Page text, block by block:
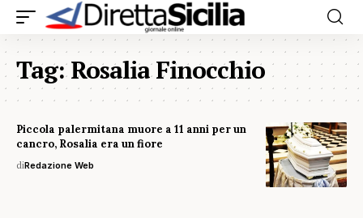
Tag:Rosalia Finocchio
Piccola palermitana muore a 11 anni per un
cancro, Rosalia era un fiore
diRedazione Web